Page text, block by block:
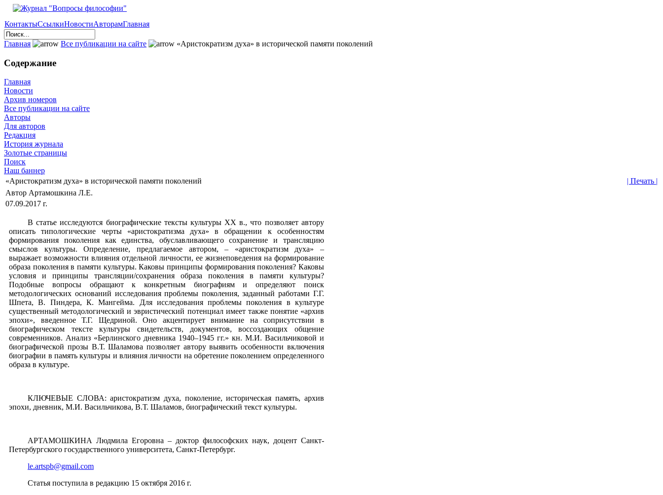
КонтактыСсылкиНовостиАвторамГлавная
Главная Все публикации на сайте «Аристократизм духа» в исторической памяти поколений
Содержание
Главная
Новости
Архив номеров
Все публикации на сайте
Авторы
Для авторов
Редакция
История журнала
Золотые страницы
Поиск
Наш баннер
«Аристократизм духа» в исторической памяти поколений
| Печать |
Автор Артамошкина Л.Е.
07.09.2017 г.
В статье исследуются биографические тексты культуры ХХ в., что позволяет автору
описать типологические черты «аристократизма духа» в обращении к особенностям
формирования поколения как единства, обуславливающего сохранение и трансляцию
смыслов культуры.Определение, предлагаемое автором, – «аристократизм духа» –
выражает возможности влияния отдельной личности, ее жизнеповедения на формирование
образа поколения в памяти культуры. Каковы принципы формирования поколения? Каковы
условия и принципы трансляции/сохранения образа поколения в памяти культуры?
Подобные вопросы обращают к конкретным биографиям и определяют поиск
методологических оснований исследования проблемы поколения, заданный работами Г.Г.
Шпета, В. Пиндера, К. Мангейма. Для исследования проблемы поколения в культуре
существенный методологический и эвристический потенциал имеет также понятие «архив
эпохи», введенное Т.Г. Щедриной. Оно акцентирует внимание на соприсутствии в
биографическом тексте культуры свидетельств, документов, воссоздающих общение
современников. Анализ «Берлинского дневника 1940–1945 гг.» кн. М.И. Васильчиковой и
биографической прозы В.Т. Шаламова позволяет автору выявить особенности включения
биографии в память культуры и влияния личности на обретение поколением определенного
образа в культуре.
КЛЮЧЕВЫЕ СЛОВА: аристократизм духа, поколение, историческая память, архив
эпохи, дневник, М.И. Васильчикова, В.Т. Шаламов, биографический текст культуры.
АРТАМОШКИНА Людмила Егоровна – доктор философских наук, доцент Санкт-
Петербургского государственного университета, Санкт-Петербург.
le.artspb@gmail.com
Статья поступила в редакцию 15 октября 2016 г.